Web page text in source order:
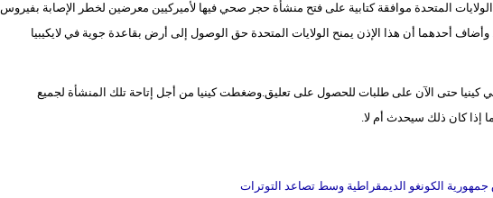
المتحدة موافقة كتابية على فتح منشأة حجر صحي فيها لأميركيين معرضين لخطر الإصابة بفيروس
وأضاف أحدهما أن هذا الإذن يمنح الولايات المتحدة حق الوصول إلى أرض بقاعدة جوية في لايكيبيا
كينيا حتى الآن على طلبات للحصول على تعليق.وضغطت كينيا من أجل إتاحة تلك المنشأة لجميع
إذا كان ذلك سيحدث أم لا.
الكونغو الديمقراطية وسط تصاعد التوترات